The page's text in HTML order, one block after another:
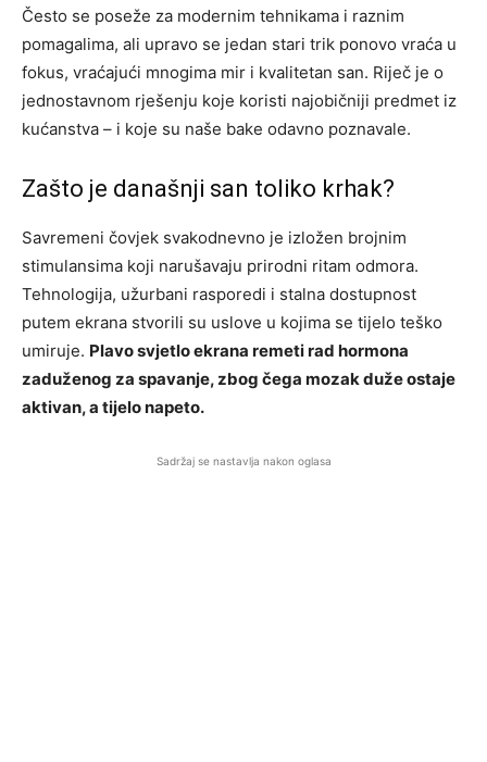
Često se poseže za modernim tehnikama i raznim
pomagalima, ali upravo se jedan stari trik ponovo vraća u
fokus, vraćajući mnogima mir i kvalitetan san. Riječ je o
jednostavnom rješenju koje koristi najobičniji predmet iz
kućanstva – i koje su naše bake odavno poznavale.
Zašto je današnji san toliko krhak?
Savremeni čovjek svakodnevno je izložen brojnim
stimulansima koji narušavaju prirodni ritam odmora.
Tehnologija, užurbani rasporedi i stalna dostupnost
putem ekrana stvorili su uslove u kojima se tijelo teško
umiruje. Plavo svjetlo ekrana remeti rad hormona
zaduženog za spavanje, zbog čega mozak duže ostaje
aktivan, a tijelo napeto.
Sadržaj se nastavlja nakon oglasa